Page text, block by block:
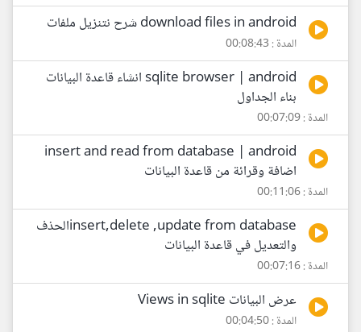
download files in android شرح نتنزيل ملفات
المدة : 00:08:43
sqlite browser | android انشاء قاعدة البيانات
بناء الجداول
المدة : 00:07:09
insert and read from database | android
اضافة وقرائة من قاعدة البيانات
المدة : 00:11:06
insert,delete ,update from databaseالحذف
والتعديل في قاعدة البيانات
المدة : 00:07:16
عرض البيانات Views in sqlite
المدة : 00:04:50